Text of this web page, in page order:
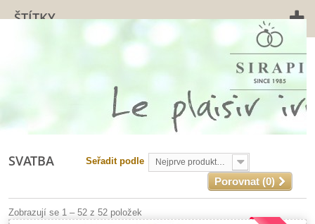
ŠTÍTKY
SVATBA Seřadit podle Nejprve produkty skladem
Porovnat (0)
Zobrazují se 1 – 52 z 52 položek